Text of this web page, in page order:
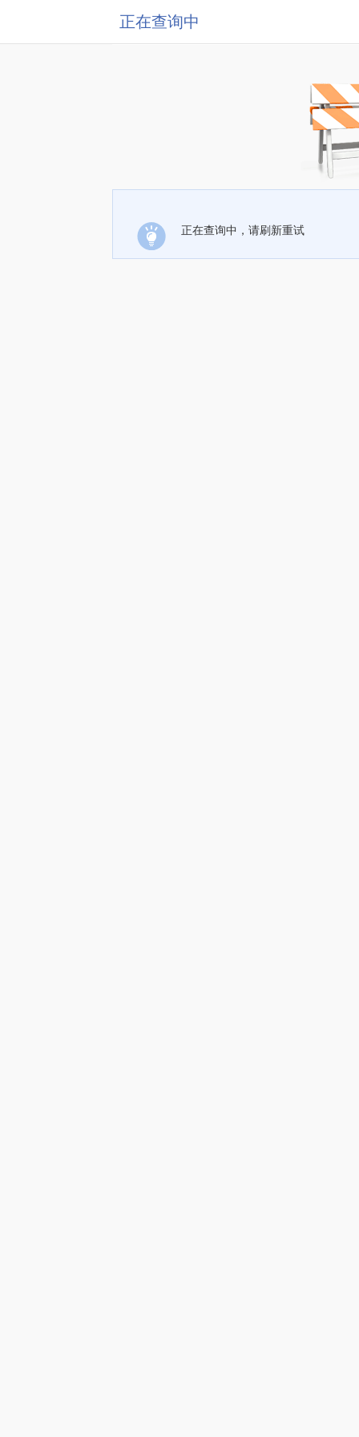
正在查询中
正在查询中，请刷新重试